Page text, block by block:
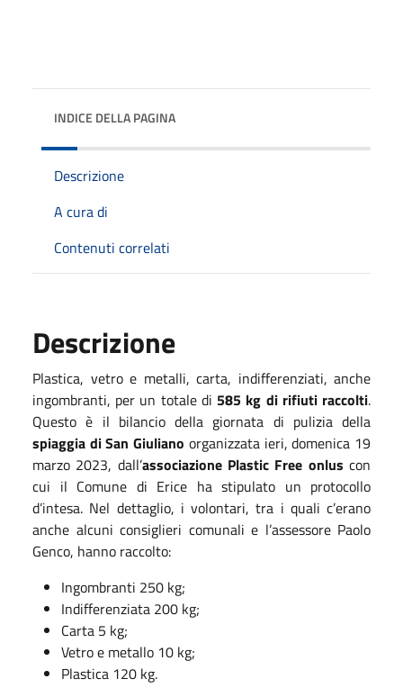
INDICE DELLA PAGINA
Descrizione
A cura di
Contenuti correlati
Descrizione
Plastica, vetro e metalli, carta, indifferenziati, anche
ingombranti, per un totale di 585 kg di rifiuti raccolti.
Questo è il bilancio della giornata di pulizia della
spiaggia di San Giuliano organizzata ieri, domenica 19
marzo 2023, dall’associazione Plastic Free onlus con
cui il Comune di Erice ha stipulato un protocollo
d’intesa. Nel dettaglio, i volontari, tra i quali c’erano
anche alcuni consiglieri comunali e l’assessore Paolo
Genco, hanno raccolto:
Ingombranti 250 kg;
Indifferenziata 200 kg;
Carta 5 kg;
Vetro e metallo 10 kg;
Plastica 120 kg.